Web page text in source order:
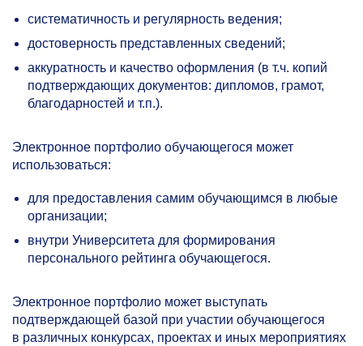
систематичность и регулярность ведения;
достоверность представленных сведений;
аккуратность и качество оформления (в т.ч. копий
подтверждающих документов: дипломов, грамот,
благодарностей и т.п.).
Электронное портфолио обучающегося может
использоваться:
для предоставления самим обучающимся в любые
организации;
внутри Университета для формирования
персонального рейтинга обучающегося.
Электронное портфолио может выступать
подтверждающей базой при участии обучающегося
в различных конкурсах, проектах и иных мероприятиях